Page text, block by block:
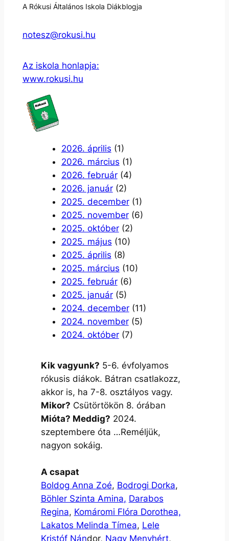
A Rókusi Általános Iskola Diákblogja
notesz@rokusi.hu
Az iskola honlapja:
www.rokusi.hu
2026. április (1)
2026. március (1)
2026. február(4)
2026. január(2)
2025. december(1)
2025. november(6)
2025. október(2)
2025. május (10)
2025. április (8)
2025. március (10)
2025. február(6)
2025. január(5)
2024. december(11)
2024. november(5)
2024. október(7)
Kik vagyunk? 5-6. évfolyamos
rókusis diákok. Bátran csatlakozz,
akkor is, ha 7-8. osztályos vagy.
Mikor? Csütörtökön 8. órában
Mióta? Meddig? 2024.
szeptembere óta …Reméljük,
nagyon sokáig.
A csapat
Boldog Anna Zoé, Bodrogi Dorka,
Böhler Szinta Amina, Darabos
Regina, Komáromi Flóra Dorothea,
Lakatos Melinda Tímea, Lele
Kristóf Nándor, Nagy Menyhért,